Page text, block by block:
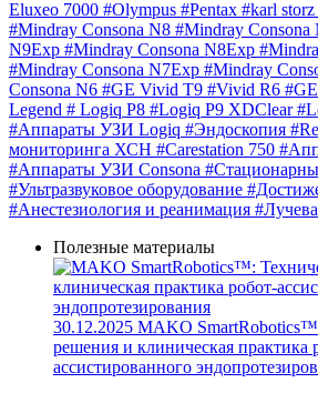
Eluxeo 7000 #Olympus #Pentax #karl storz
#Mindray Consona N8 #Mindray Consona
N9Exp #Mindray Consona N8Exp
#Mindray Consona N7Exp #Mindray
Consona N6 #GE Vivid T9 #Vivid R6
Legend # Logiq P8 #Logiq P9 XDClear
#Аппараты УЗИ Logiq #Эндоскопия
мониторинга ХСН #Carestation 750
#Аппараты УЗИ Consona
#Ультразвуковое оборудование
#Анестезиология и реанимация
Полезные материалы
30.12.2025 MAKO
решения и клиническая практика
ассистированного